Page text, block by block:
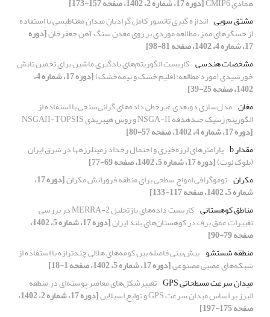
مشتق سویی اندازه گیری تانسور کامل گرادیان میدان مغناطیسی با استفاده
از حسگرهای ممز، مطالعه موردی بر روی معدن سنگ آهن جعفرخان[دوره
17، شماره 4، 1402، صفحه 81-98]
مشخصات هندسی کاربست الگوریتم‌های یادگیری ماشین برای تخمین تابش
خورشیدی (مورد مطالعه: اقلیم خشک و نیمه‌خشک) [دوره 17، شماره 4،
1402، صفحه 25-39]
مغان مدل‌سازی دوبعدی غیرخطی داده‌های گرانی‌سنجی با استفاده از
الگوریتم ژنتیک چند‌هدفه NSGA-II و روش هیبریدی NSGAII-TOPSIS
[دوره 17، شماره 4، 1402، صفحه 57-80]
مقدار b
پارامترهای لرزه‌خیزی و احتمال رخداد زمین‏لرزه‏ها در شرق ایران
(بلوک لوت)[دوره 17، شماره 5، 1402، صفحه 69-77]
مکران توموگرافی امواج سطحی برای منطقه فرورانش مکران [دوره 17،
شماره 5، 1402، صفحه 117-133]
مناطق کوهستانی
کاربست داده‌های بازتحلیل MERRA-2 در بررسی
تغییرات عمق برف در کوهستان‌های بلند ایران [دوره 17، شماره 5، 1402،
صفحه 79-90]
منطقه شستشو پیش‌بینی فاصله بین کومه‌های هلالی چندترازه با استفاده از
شبکه‌های عصبی مصنوعی[دوره 17، شماره 5، 1402، صفحه 1-18]
میدان سرعت مسطحاتی GPS
تغییرشکل‌های معاصر پوسته‌ای در منطقه
البرز بر اساس میدان سرعت GPS و توابع اسپلاین [دوره 17، شماره 2، 1402،
صفحه 175-197]